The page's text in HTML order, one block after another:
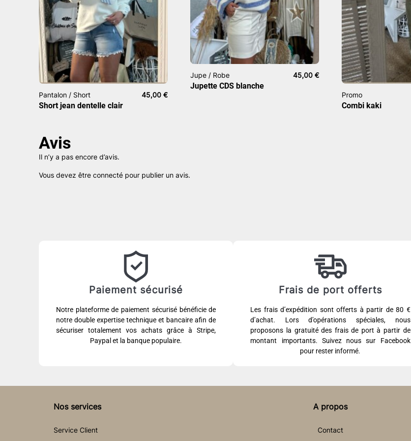
Pantalon / Short 45,00 €
Short jean dentelle clair
Jupe / Robe 45,00 €
Jupette CDS blanche
Promo
Combi kaki
Avis
Il n’y a pas encore d’avis.
Vous devez être connecté pour publier un avis.
Paiement sécurisé
Notre plateforme de paiement sécurisé bénéficie de
notre double expertise technique et bancaire afin de
sécuriser totalement vos achats grâce à Stripe,
Paypal et la banque populaire.
Frais de port offerts
Les frais d’expédition sont offerts à partir de 80 €
d’achat. Lors d’opérations spéciales, nous
proposons la gratuité des frais de port à partir de
montant importants. Suivez nous sur Facebook
pour rester informé.
Nos services
Service Client
A propos
Contact